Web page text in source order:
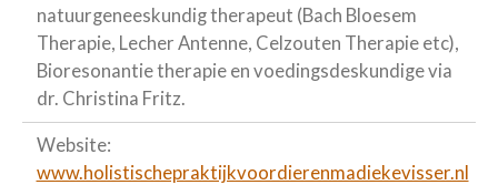
natuurgeneeskundig therapeut (Bach Bloesem
Therapie, Lecher Antenne, Celzouten Therapie etc),
Bioresonantie therapie en voedingsdeskundige via
dr. Christina Fritz.
Website:
www.holistischepraktijkvoordierenmadiekevisser.nl